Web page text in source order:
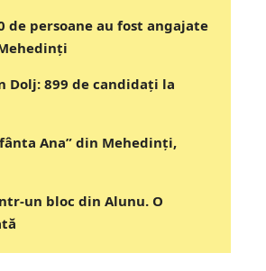
de persoane au fost angajate
Dolj: 899 de candidați la
Ana” din Mehedinți,
un bloc din Alunu. O